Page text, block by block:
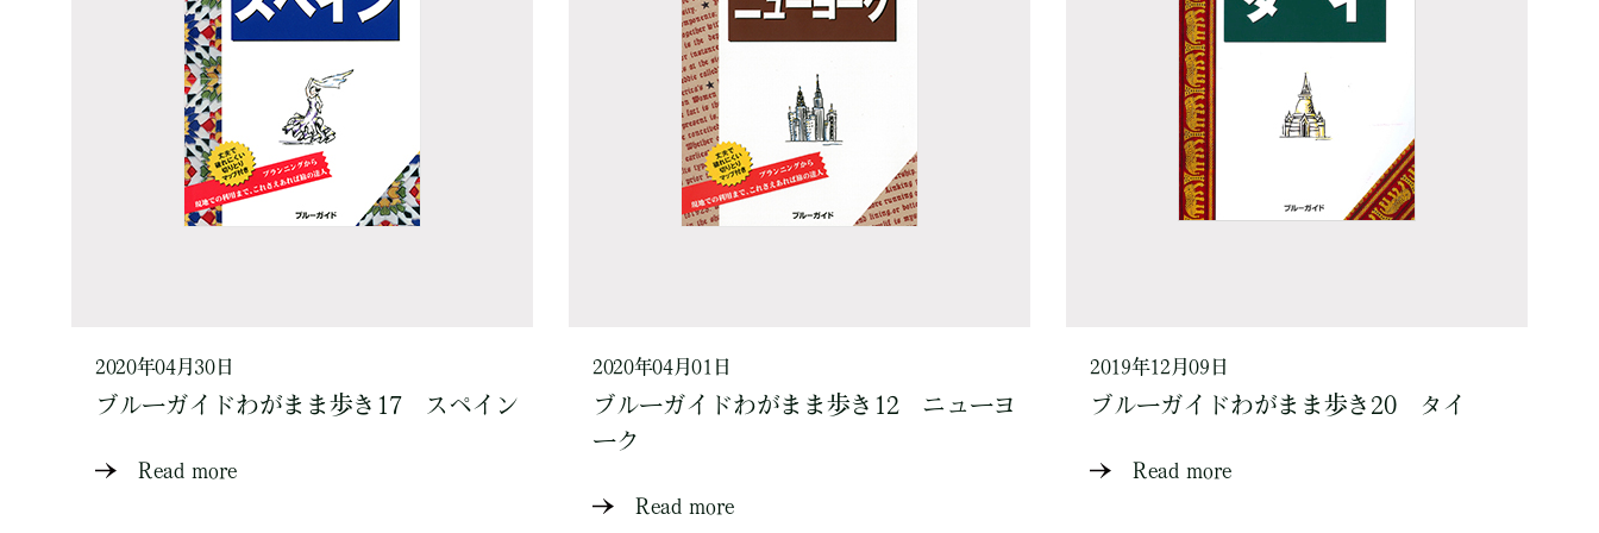
2020年04月30日
ブルーガイドわがまま歩き17 スペイン
Read more
2020年04月01日
ブルーガイドわがまま歩き12 ニューヨ
ーク
Read more
2019年12月09日
ブルーガイドわがまま歩き20 タイ
Read more